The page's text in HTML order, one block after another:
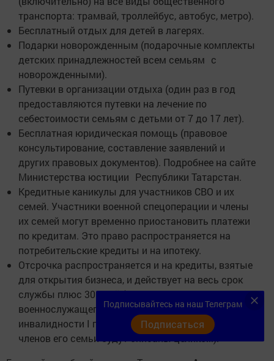
транспорта: трамвай, троллейбус, автобус, метро).
Бесплатный отдых для детей в лагерях.
Подарки новорожденным (подарочные комплекты
детских принадлежностей всем семьям с
новорожденными).
Путевки в организации отдыха (один раз в год
предоставляются путевки на лечение по
себестоимости семьям с детьми от 7 до 17 лет).
Бесплатная юридическая помощь (правовое
консультирование, составление заявлений и
других правовых документов). Подробнее на сайте
Министерства юстиции Республики Татарстан.
Кредитные каникулы для участников СВО и их
семей. Участники военной спецоперации и члены
их семей могут временно приостановить платежи
по кредитам. Это право распространяется на
потребительские кредиты и на ипотеку.
Отсрочка распространяется и на кредиты, взятые
для открытия бизнеса, и действует на весь срок
службы плюс 30 дней (в случае гибели
военнослужащего или установления
инвалидности I группы его кредиты и кредиты
членов его семьи будут списаны целиком).
Подписывайтесь на наш Телеграм
Подписаться